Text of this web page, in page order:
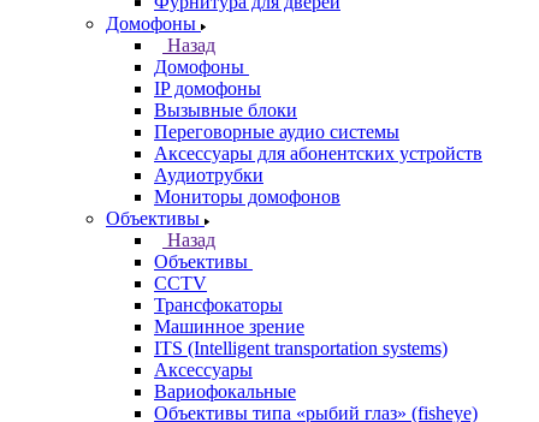
Домофоны
Назад
Домофоны
IP домофоны
Вызывные блоки
Переговорные аудио системы
Аксессуары для абонентских устройств
Аудиотрубки
Мониторы домофонов
Объективы
Назад
Объективы
CCTV
Трансфокаторы
Машинное зрение
ITS (Intelligent transportation systems)
Аксессуары
Вариофокальные
Объективы типа «рыбий глаз» (fisheye)